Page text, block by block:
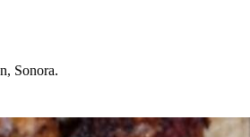
Sonora.